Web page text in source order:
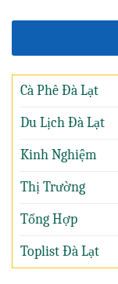
Cà Phê Đà Lạt
Du Lịch Đà Lạt
Kinh Nghiệm
Thị Trường
Tổng Hợp
Toplist Đà Lạt